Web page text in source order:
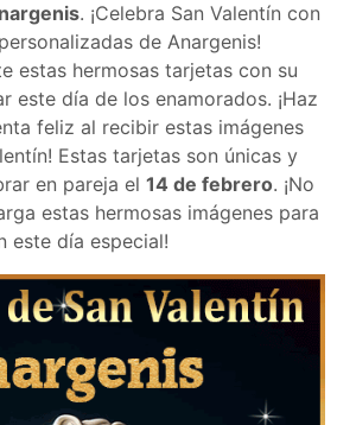
. ¡Celebra San Valentín con
de Anargenis!
estas hermosas tarjetas con su
este día de los enamorados. ¡Haz
feliz al recibir estas imágenes
Estas tarjetas son únicas y
en pareja el 14 de febrero. ¡No
estas hermosas imágenes para
este día especial!